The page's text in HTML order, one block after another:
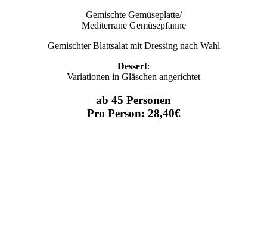
Gemischte Gemüseplatte/
Mediterrane Gemüsepfanne
Gemischter Blattsalat mit Dressing nach Wahl
Dessert:
Variationen in Gläschen angerichtet
ab 45 Personen
Pro Person: 28,40€